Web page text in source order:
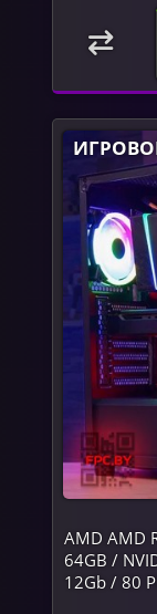
AMD AMD
64GB /
12Gb / 80